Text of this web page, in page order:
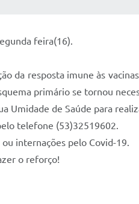
feira(16).
da resposta imune às
primário se tornou
Umidade de Saúde para
telefone (53)32519602.
internações pelo Covid-19.
o reforço!